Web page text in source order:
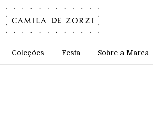
Coleções Festa Sobre a Marca